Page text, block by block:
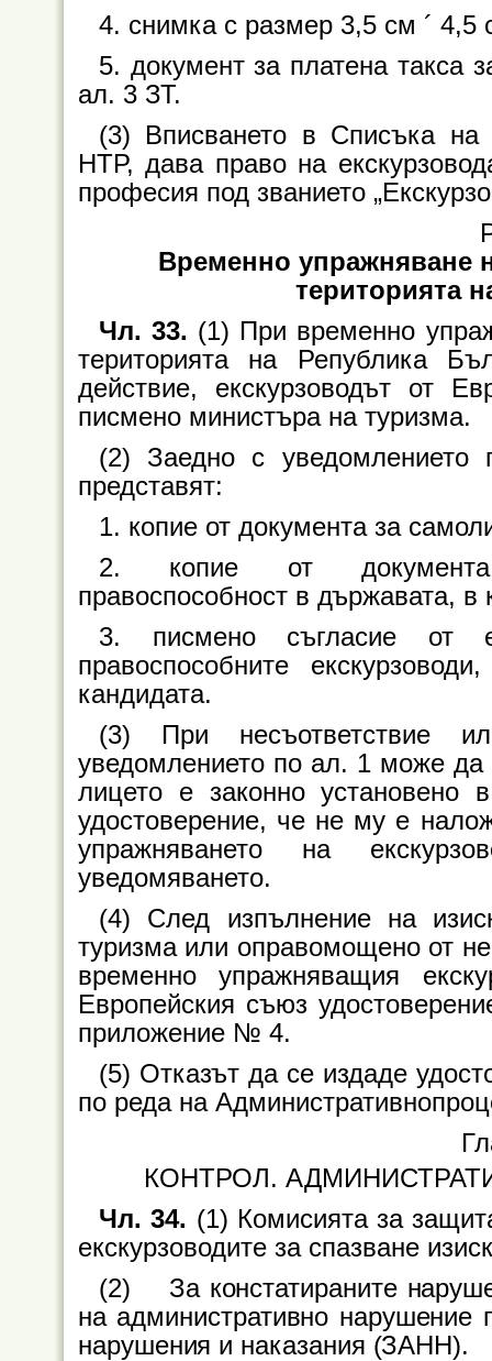
4. снимка с размер 3,5 см ´ 4,5
5. документ за платена такса
ал. 3 ЗТ.
(3) Вписването в Списъка на
НТР, дава право на
професия под званието
Временно упражняване
територията
Чл. 33. (1) При временно
територията на Република
действие, екскурзоводът от
писмено министъра на туризма.
(2) Заедно с
представят:
1. копие от документа за
2. копие от документа,
правоспособност в държавата, в
3. писмено съгласие от
правоспособните
кандидата.
(3) При несъответствие
уведомлението по ал. 1 може да
лицето е законно установено
удостоверение, че не му е
упражняването на
уведомяването.
(4) След изпълнение на
туризма или оправомощено от
временно упражняващия
Европейския съюз
приложение № 4.
(5) Отказът да се издаде
по реда на
КОНТРОЛ.
Чл. 34. (1) Комисията за
екскурзоводите за спазване
(2) За констатираните
на административно нарушение
нарушения и наказания (ЗАНН).